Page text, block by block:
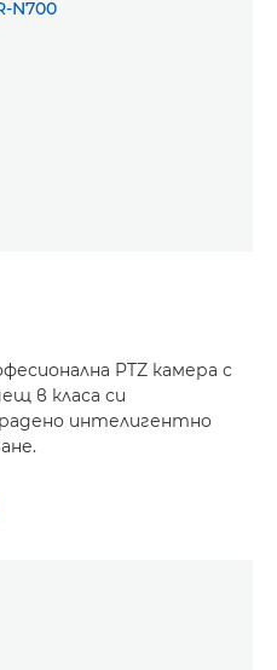
PTZ камера с
в класа си
интелигентно